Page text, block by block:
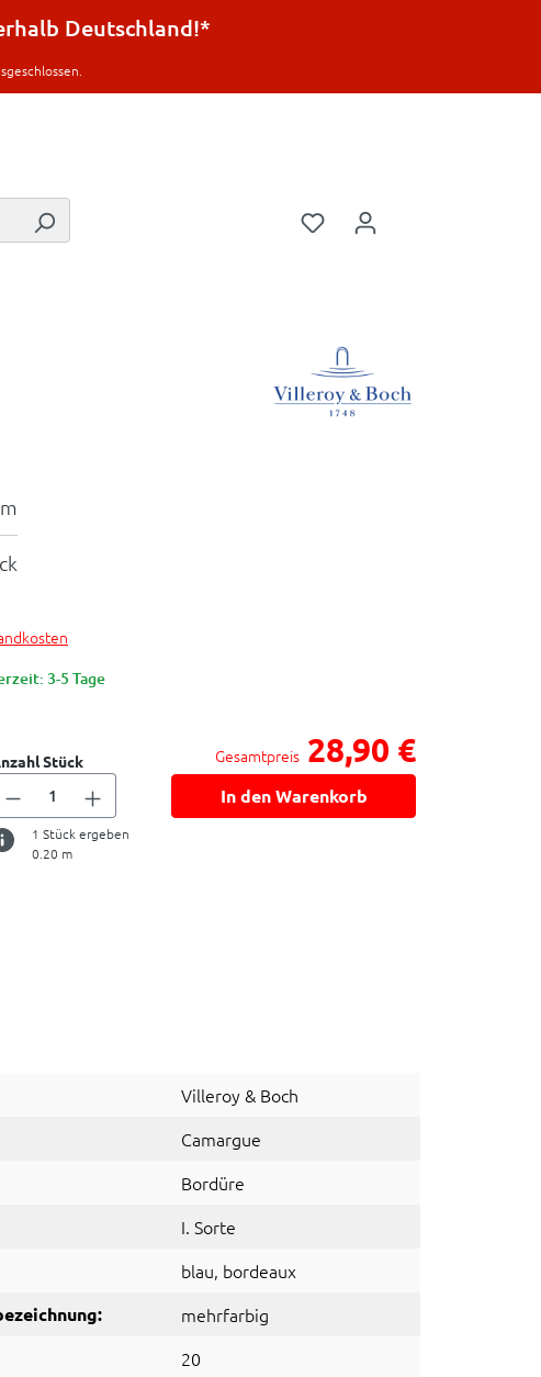
Deutschland!*
3-5 Tage
Stück
1 Stück ergeben
0.20 m
Gesamtpreis 28,90 €
In den Warenkorb
Villeroy & Boch
Camargue
Bordüre
I. Sorte
blau, bordeaux
mehrfarbig
20